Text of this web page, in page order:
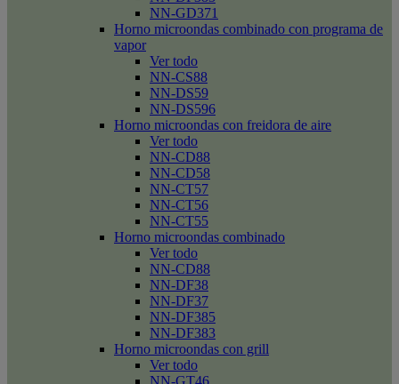
NN-GD371
Horno microondas combinado con programa de
vapor
Ver todo
NN-CS88
NN-DS59
NN-DS596
Horno microondas con freidora de aire
Ver todo
NN-CD88
NN-CD58
NN-CT57
NN-CT56
NN-CT55
Horno microondas combinado
Ver todo
NN-CD88
NN-DF38
NN-DF37
NN-DF385
NN-DF383
Horno microondas con grill
Ver todo
NN-GT46